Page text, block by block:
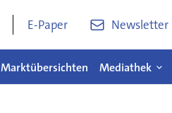
E-Paper Newsletter
Marktübersichten Mediathek